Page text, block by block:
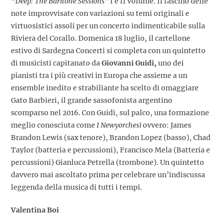
note improvvisate con variazioni su temi originali e
virtuosistici assoli per un concerto indimenticabile sulla
Riviera del Corallo. Domenica 18 luglio, il cartellone
estivo di Sardegna Concerti si completa con un quintetto
di musicisti capitanato daGiovanni Guidi, uno dei
pianisti tra i più creativi in Europa che assieme a un
ensemble inedito e strabiliante ha scelto di omaggiare
Gato Barbieri, il grande sassofonista argentino
scomparso nel 2016. Con Guidi, sul palco, una formazione
meglio conosciuta come I Newyorchesiovvero: James
Brandon Lewis (sax tenore), Brandon Lopez (basso), Chad
Taylor (batteria e percussioni), Francisco Mela (Batteria e
percussioni) Gianluca Petrella (trombone). Un quintetto
davvero mai ascoltato prima per celebrare un’indiscussa
leggenda della musica di tutti i tempi.
Valentina Boi